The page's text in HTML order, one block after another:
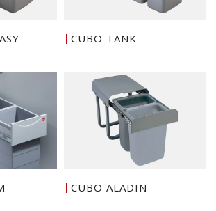
CUBO TANK
CUBO ALADIN